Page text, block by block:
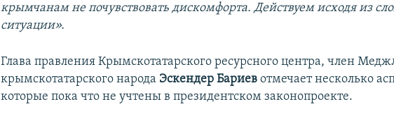
крымчанам не почувствовать дискомфорта. Действуем исходя из
ситуации».
Глава правления Крымскотатарского ресурсного центра, член
крымскотатарского народа Эскендер Бариев отмечает несколько
которые пока что не учтены в президентском законопроекте.